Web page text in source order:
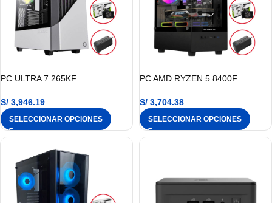
PC ULTRA 7 265KF
S/ 3,946.19
SELECCIONAR OPCIONES
PC AMD RYZEN 5 8400F
S/ 3,704.38
SELECCIONAR OPCIONES